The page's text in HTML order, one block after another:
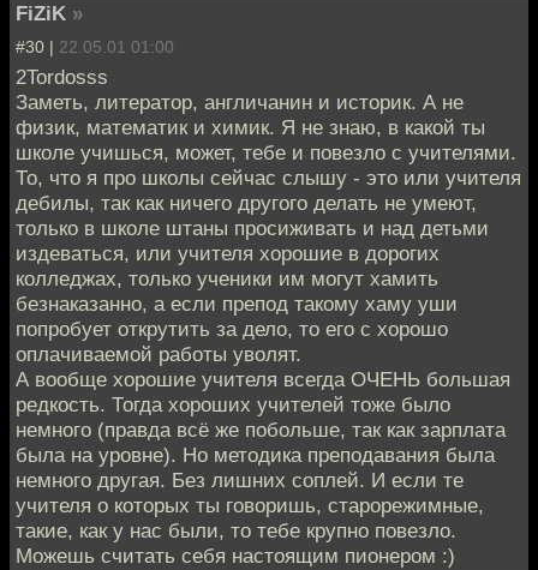
FiZiK »
#30 | 22.05.01 01:00
2Tordosss
Заметь, литератор, англичанин и историк. А не
физик, математик и химик. Я не знаю, в какой ты
школе учишься, может, тебе и повезло с учителями.
То, что я про школы сейчас слышу - это или учителя
дебилы, так как ничего другого делать не умеют,
только в школе штаны просиживать и над детьми
издеваться, или учителя хорошие в дорогих
колледжах, только ученики им могут хамить
безнаказанно, а если препод такому хаму уши
попробует открутить за дело, то его с хорошо
оплачиваемой работы уволят.
А вообще хорошие учителя всегда ОЧЕНЬ большая
редкость. Тогда хороших учителей тоже было
немного (правда всё же побольше, так как зарплата
была на уровне). Но методика преподавания была
немного другая. Без лишних соплей. И если те
учителя о которых ты говоришь, старорежимные,
такие, как у нас были, то тебе крупно повезло.
Можешь считать себя настоящим пионером :)